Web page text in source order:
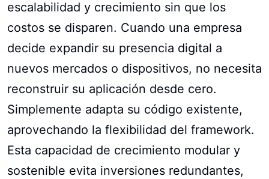
escalabilidad y crecimiento sin que los
costos se disparen. Cuando una empresa
decide expandir su presencia digital a
nuevos mercados o dispositivos, no necesita
reconstruir su aplicación desde cero.
Simplemente adapta su código existente,
aprovechando la flexibilidad del framework.
Esta capacidad de crecimiento modular y
sostenible evita inversiones redundantes,